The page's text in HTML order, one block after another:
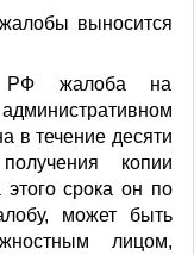
выносится
РФ жалоба на
в течение десяти
копии
этого срока он по
может быть
лицом,